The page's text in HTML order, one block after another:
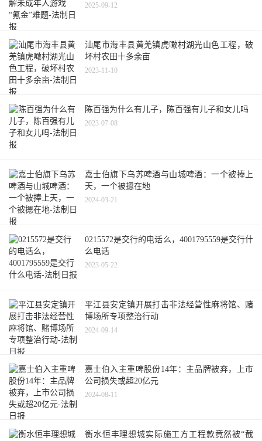
2025-09-12
汕尾市海丰县黄羌镇虎噉村湖光山色工程，破
坏村农田十多余亩
2023-11-10
陈百强为什么有儿子，陈百强有儿子和女儿吗
2023-07-08
嘉士伯旗下乌苏啤酒与山城啤酒：一个被捧上
天，一个被摁在地
2024-03-21
0215572是交行的电话么，4001795559是交行什
么电话
2023-05-22
平江县安定镇开展打击非法经营性麻将馆、赌
博场所专项整治行动
2024-09-14
嘉士伯入主重啤股份14年：主品牌被弃，上市
公司损失或超20亿元
2024-08-11
衡水恒丰理想城实际施工方工程款竟然被“截